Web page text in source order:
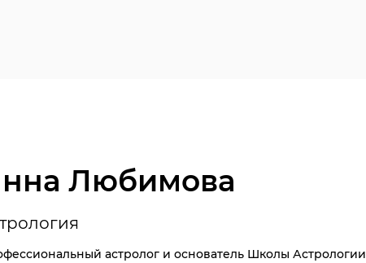
Любимова
астролог и основатель Школы Астрологии